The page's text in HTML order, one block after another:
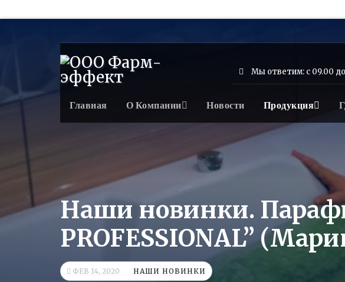
Мы ответим: с 09.00
Главная О Компании Новости Продукция
Наши новинки.
PROFESSIONAL”
ФЕВ 14, 2020 НАШИ НОВИНКИ